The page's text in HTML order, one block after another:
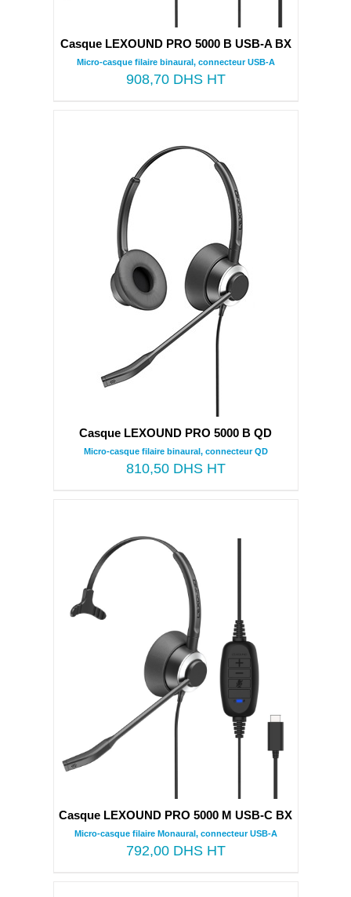
Casque LEXOUND PRO 5000 B USB-A BX
Micro-casque filaire binaural, connecteur USB-A
908,70DHS HT
Casque LEXOUND PRO 5000 B QD
Micro-casque filaire binaural, connecteur QD
810,50DHS HT
Casque LEXOUND PRO 5000 M USB-C BX
Micro-casque filaire Monaural, connecteur USB-A
792,00DHS HT